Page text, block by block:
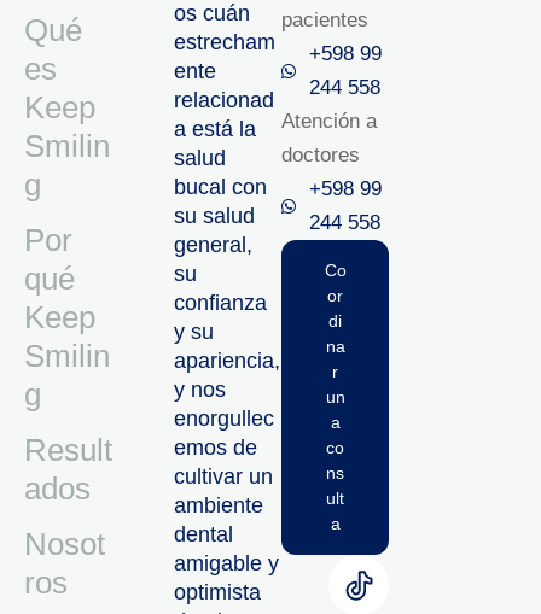
Qué
es
Keep
Smilin
g
Por
qué
Keep
Smilin
g
Result
ados
Nosot
ros
os cuán
estrecham
ente
relacionad
a está la
salud
bucal con
su salud
general,
su
confianza
y su
apariencia,
y nos
enorgullec
emos de
cultivar un
ambiente
dental
amigable y
optimista
pacientes
+598 99
244 558
Atención a
doctores
+598 99
244 558‬‬
Co
or
di
na
r
un
a
co
ns
ult
a